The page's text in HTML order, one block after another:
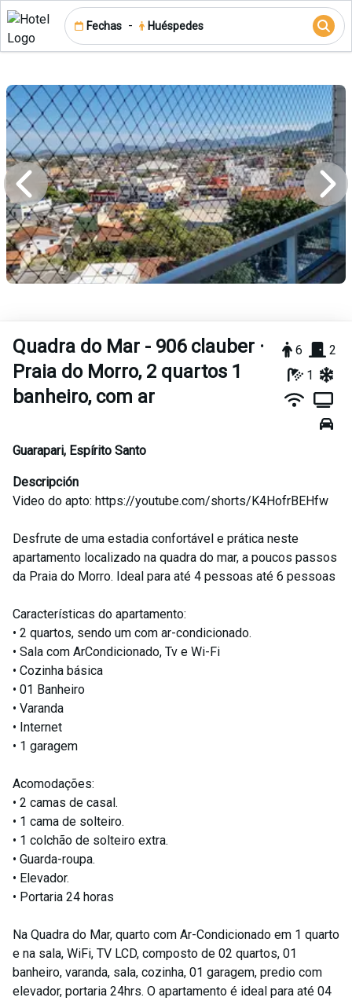
Fechas - Huéspedes
Quadra do Mar - 906 clauber ·
Praia do Morro, 2 quartos 1
banheiro, com ar
6
2
1
Guarapari, Espírito Santo
Descripción
Video do apto: https://youtube.com/shorts/K4HofrBEHfw
Desfrute de uma estadia confortável e prática neste
apartamento localizado na quadra do mar, a poucos passos
da Praia do Morro. Ideal para até 4 pessoas até 6 pessoas
Características do apartamento:
• 2 quartos, sendo um com ar-condicionado.
• Sala com ArCondicionado, Tv e Wi-Fi
• Cozinha básica
• 01 Banheiro
• Varanda
• Internet
• 1 garagem
Acomodações:
• 2 camas de casal.
• 1 cama de solteiro.
• 1 colchão de solteiro extra.
• Guarda-roupa.
• Elevador.
• Portaria 24 horas
Na Quadra do Mar, quarto com Ar-Condicionado em 1 quarto
e na sala, WiFi, TV LCD, composto de 02 quartos, 01
banheiro, varanda, sala, cozinha, 01 garagem, predio com
elevador, portaria 24hrs. O apartamento é ideal para até 04